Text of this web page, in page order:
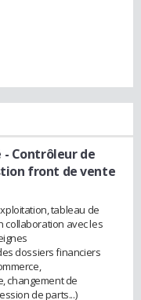
- Contrôleur de
front de vente
tableau de
collaboration avec les
dossiers financiers
changement de
de parts...)